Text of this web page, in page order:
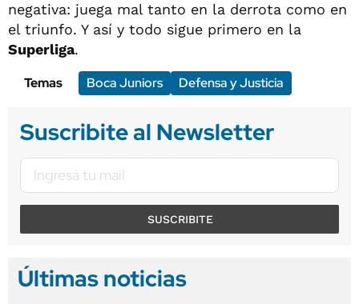
negativa: juega mal tanto en la derrota como en
el triunfo. Y así y todo sigue primero en la
Superliga.
Temas
Boca Juniors Defensa y Justicia
Suscribite al Newsletter
SUSCRIBITE
Últimas noticias